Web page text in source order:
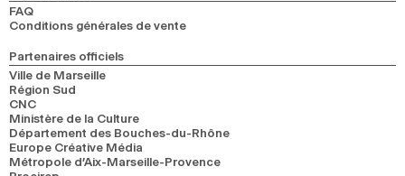
FAQ
Conditions générales de vente
Partenaires officiels
Ville de Marseille
Région Sud
CNC
Ministère de la Culture
Département des Bouches-du-Rhône
Europe Créative Média
Métropole d’Aix-Marseille-Provence